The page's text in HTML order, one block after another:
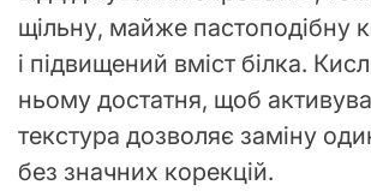
щільну, майже пастоподібну
і підвищений вміст білка.
ньому достатня, щоб
текстура дозволяє заміну
без значних корекцій.